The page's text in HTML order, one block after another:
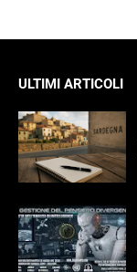
ULTIMI ARTICOLI